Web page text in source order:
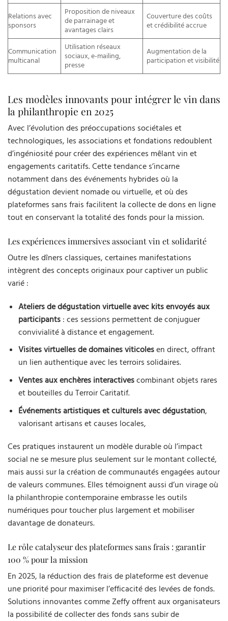
Relations avec
sponsors
Proposition de niveaux
de parrainage et
avantages clairs
Couverture des coûts
et crédibilité accrue
Communication
multicanal
Utilisation réseaux
sociaux, e-mailing,
presse
Augmentation de la
participation et visibilité
Les modèles innovants pour intégrer le vin dans
la philanthropie en 2025
Avec l’évolution des préoccupations sociétales et
technologiques, les associations et fondations redoublent
d’ingéniosité pour créer des expériences mêlant vin et
engagements caritatifs. Cette tendance s’incarne
notamment dans des événements hybrides où la
dégustation devient nomade ou virtuelle, et où des
plateformes sans frais facilitent la collecte de dons en ligne
tout en conservant la totalité des fonds pour la mission.
Les expériences immersives associant vin et solidarité
Outre les dîners classiques, certaines manifestations
intègrent des concepts originaux pour captiver un public
varié :
Ateliers de dégustation virtuelle avec kits envoyés aux
participants: ces sessions permettent de conjuguer
convivialité à distance et engagement.
Visites virtuelles de domaines viticolesen direct, offrant
un lien authentique avec les terroirs solidaires.
Ventes aux enchères interactivescombinant objets rares
et bouteilles du Terroir Caritatif.
Événements artistiques et culturels avec dégustation,
valorisant artisans et causes locales,
Ces pratiques instaurent un modèle durable où l’impact
social ne se mesure plus seulement sur le montant collecté,
mais aussi sur la création de communautés engagées autour
de valeurs communes. Elles témoignent aussi d’un virage où
la philanthropie contemporaine embrasse les outils
numériques pour toucher plus largement et mobiliser
davantage de donateurs.
Le rôle catalyseur des plateformes sans frais : garantir
100 % pour la mission
En 2025, la réduction des frais de plateforme est devenue
une priorité pour maximiser l’efficacité des levées de fonds.
Solutions innovantes comme Zeffy offrent aux organisateurs
la possibilité de collecter des fonds sans subir de